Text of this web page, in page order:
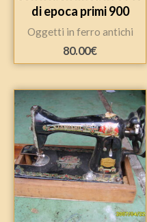
di epoca primi 900
Oggetti in ferro antichi
80.00€